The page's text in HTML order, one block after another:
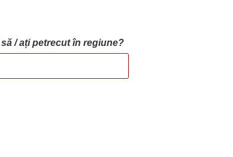
OBIECTIVE
în arabă
/ ați petrecut în regiune?